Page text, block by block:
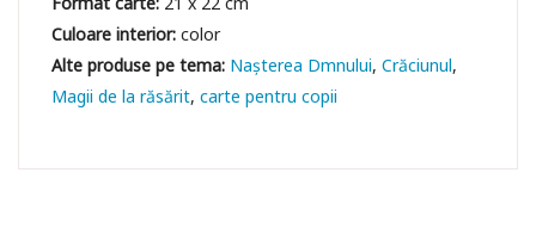
Culoare interior:color
Nașterea Dmnului Crăciunul
Magii de la răsărit carte pentru copii